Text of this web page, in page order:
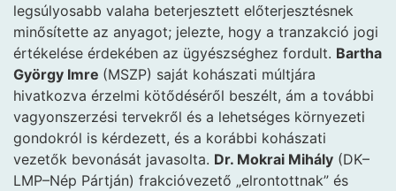
legsúlyosabb valaha beterjesztett előterjesztésnek
minősítette az anyagot; jelezte, hogy a tranzakció jogi
értékelése érdekében az ügyészséghez fordult. Bartha
György Imre (MSZP) saját kohászati múltjára
hivatkozva érzelmi kötődéséről beszélt, ám a további
vagyonszerzési tervekről és a lehetséges környezeti
gondokról is kérdezett, és a korábbi kohászati
vezetők bevonását javasolta. Dr. Mokrai Mihály (DK–
LMP–Nép Pártján) frakcióvezető „elrontottnak” és